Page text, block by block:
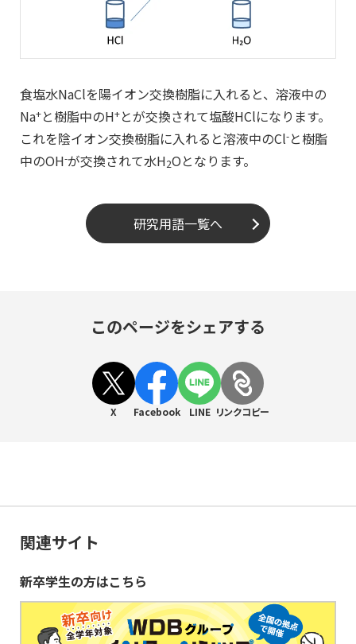
食塩水NaClを陽イオン交換樹脂に入れると、溶液中の
Na+と樹脂中のH+とが交換されて塩酸HClになります。
これを陰イオン交換樹脂に入れると溶液中のCl-と樹脂
中のOH-が交換されて水H2Oとなります。
研究用語一覧へ
このページをシェアする
X Facebook LINE リンクコピー
関連サイト
新卒学生の方はこちら